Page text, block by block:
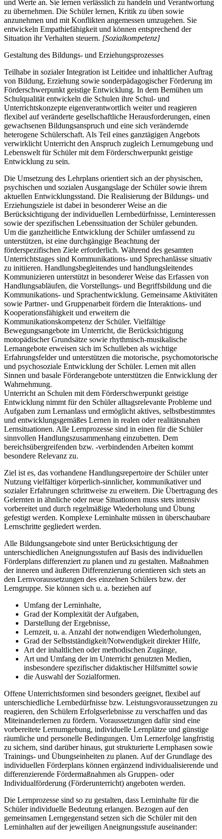
und Werte an. Sie lernen verlässlich zu handeln und Verantwortung
zu übernehmen. Die Schüler lernen, Kritik zu üben sowie
anzunehmen und mit Konflikten angemessen umzugehen. Sie
entwickeln Empathiefähigkeit und können entsprechend der
Situation ihr Verhalten steuern. [Sozialkompetenz]
Gestaltung des Bildungs- und Erziehungsprozesses
Teilhabe in sozialer Integration ist Leitidee und inhaltlicher Auftrag
von Bildung, Erziehung sowie sonderpädagogischer Förderung im
Förderschwerpunkt geistige Entwicklung. In dem Bemühen um
Schulqualität entwickeln die Schulen ihre Schul- und
Unterrichtskonzepte eigenverantwortlich weiter und reagieren
flexibel auf veränderte gesellschaftliche Herausforderungen, einen
gewachsenen Bildungsanspruch und eine sich verändernde
heterogene Schülerschaft. Als Teil eines ganztägigen Angebots
verwirklicht Unterricht den Anspruch zugleich Lernumgebung und
Lebenswelt für Schüler mit dem Förderschwerpunkt geistige
Entwicklung zu sein.
Die Umsetzung des Lehrplans orientiert sich an der physischen,
psychischen und sozialen Ausgangslage der Schüler sowie ihrem
aktuellen Entwicklungsstand. Die Realisierung der Bildungs- und
Erziehungsziele ist dabei in besonderer Weise an die
Berücksichtigung der individuellen Lernbedürfnisse, Lerninteressen
sowie der spezifischen Lebenssituation der Schüler gebunden.
Um die ganzheitliche Entwicklung der Schüler umfassend zu
unterstützen, ist eine durchgängige Beachtung der
förderspezifischen Ziele erforderlich. Während des gesamten
Unterrichtstages sind Kommunikations- und Sprechanlässe situativ
zu initiieren. Handlungsbegleitendes und handlungsleitendes
Kommunizieren unterstützt in besonderer Weise das Erfassen von
Handlungsabläufen, die Vorstellungs- und Begriffsbildung und die
Kommunikations- und Sprachentwicklung. Gemeinsame Aktivitäten
sowie Partner- und Gruppenarbeit fördern die Interaktions- und
Kooperationsfähigkeit und erweitern die
Kommunikationskompetenz der Schüler. Vielfältige
Bewegungsangebote im Unterricht, die Berücksichtigung
motopädischer Grundsätze sowie rhythmisch-musikalische
Lernangebote erweisen sich im Schulleben als wichtige
Erfahrungsfelder und unterstützen die motorische, psychomotorische
und psychosoziale Entwicklung der Schüler. Lernen mit allen
Sinnen und basale Förderangebote unterstützen die Entwicklung der
Wahrnehmung.
Unterricht an Schulen mit dem Förderschwerpunkt geistige
Entwicklung nimmt für den Schüler alltagsrelevante Probleme und
Aufgaben zum Lernanlass und ermöglicht aktives, selbstbestimmtes
und entwicklungsgemäßes Lernen in realen oder realitätsnahen
Lernsituationen. Alle Lernprozesse sind in einen für die Schüler
sinnvollen Handlungszusammenhang einzubetten. Dem
bereichsübergreifenden bzw. -verbindenden Arbeiten kommt
besondere Relevanz zu.
Ziel ist es, das vorhandene Handlungsrepertoire der Schüler unter
Nutzung vielfältiger körperlich-sinnlicher, kommunikativer und
sozialer Erfahrungen schrittweise zu erweitern. Die Übertragung des
Gelernten in ähnliche oder neue Situationen muss stets intensiv
vorbereitet und durch regelmäßige Wiederholung und Übung
gefestigt werden. Komplexe Lerninhalte müssen in überschaubare
Lernschritte gegliedert werden.
Alle Bildungsangebote sind unter Berücksichtigung der
unterschiedlichen Aneignungsstufen auf Basis des individuellen
Förderplans differenziert zu planen und zu gestalten. Maßnahmen
der inneren und äußeren Differenzierung orientieren sich stets an
den Lernvoraussetzungen des einzelnen Schülers bzw. der
Lerngruppe. Sie können sich u. a. beziehen auf
Umfang der Lerninhalte,
Grad der Komplexität der Aufgaben,
Darstellung der Ergebnisse,
Lernzeit, u. a. Anzahl der notwendigen Wiederholungen,
Grad der Selbstständigkeit/Notwendigkeit direkter Hilfe,
Art der inhaltlichen oder methodischen Zugänge,
Art und Umfang der im Unterricht genutzten Medien,
insbesondere spezifischer didaktischer Hilfsmittel sowie
die Auswahl der Sozialformen.
Offene Unterrichtsformen sind besonders geeignet, flexibel auf
unterschiedliche Lernbedürfnisse bzw. Leistungsvoraussetzungen zu
reagieren, den Schülern Erfolgserlebnisse zu verschaffen und das
Miteinanderlernen zu fördern. Voraussetzungen dafür sind eine
vorbereitete Lernumgebung, individuelle Lernplätze und günstige
räumliche und personelle Bedingungen. Um Lernerfolge langfristig
zu sichern, sind darüber hinaus, gut strukturierte Lernphasen sowie
Trainings- und Übungseinheiten zu planen. Auf der Grundlage des
individuellen Förderplans können ergänzend individualisierende und
differenzierende Fördermaßnahmen als Gruppen- oder
Individualförderung (Förderunterricht) angeboten werden.
Die Lernprozesse sind so zu gestalten, dass Lerninhalte für die
Schüler individuelle Bedeutung erlangen. Bezogen auf den
gemeinsamen Lerngegenstand setzen sich die Schüler mit den
Lerninhalten auf der jeweiligen Aneignungsstufe auseinander: